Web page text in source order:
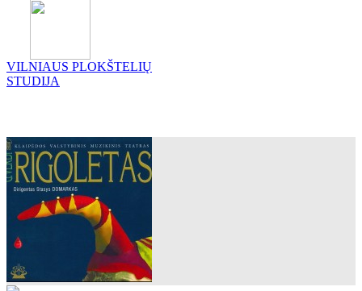
VILNIAUS PLOKŠTELIŲ
STUDIJA